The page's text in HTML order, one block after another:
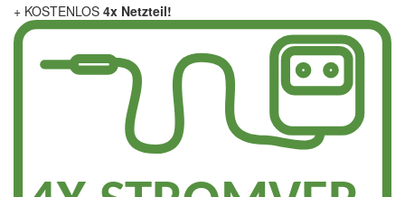
+ KOSTENLOS 4x Netzteil!